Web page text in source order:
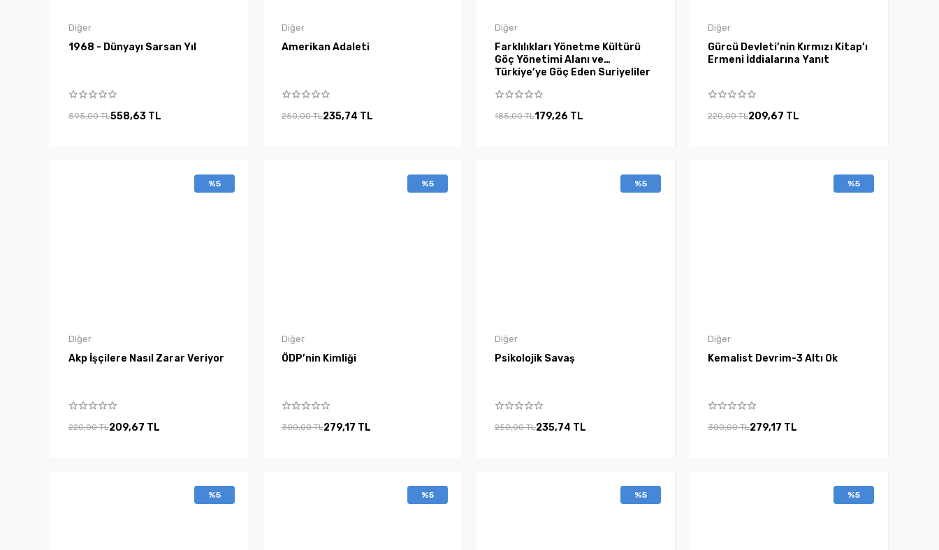
Diğer
1968 - Dünyayı Sarsan Yıl
595,00 TL558,63 TL
Diğer
Amerikan Adaleti
250,00 TL235,74 TL
Diğer
Farklılıkları Yönetme Kültürü
Göç Yönetimi Alanı ve
Türkiye’ye Göç Eden Suriyeliler
185,00 TL179,26 TL
Diğer
Gürcü Devleti’nin Kırmızı Kitap’ı
Ermeni İddialarına Yanıt
220,00 TL209,67 TL
%5
Diğer
Akp İşçilere Nasıl Zarar Veriyor
220,00 TL209,67 TL
%5
Diğer
ÖDP’nin Kimliği
300,00 TL279,17 TL
%5
Diğer
Psikolojik Savaş
250,00 TL235,74 TL
%5
Diğer
Kemalist Devrim-3 Altı Ok
300,00 TL279,17 TL
%5 %5 %5 %5